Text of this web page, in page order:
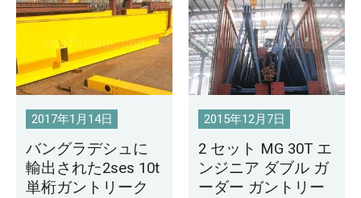
2017年1月14日
バングラデシュに
輸出された2ses 10t
単桁ガントリーク
2015年12月7日
2 セット MG 30T エ
ンジニア ダブル ガ
ーダー ガントリー